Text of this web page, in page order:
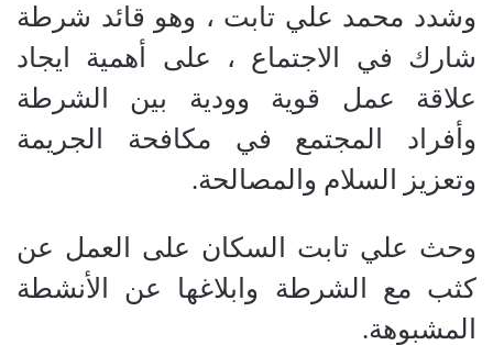
وشدد محمد علي تابت ، وهو قائد شرطة
شارك في الاجتماع ، على أهمية ايجاد
علاقة عمل قوية وودية بين الشرطة
وأفراد المجتمع في مكافحة الجريمة
وتعزيز السلام والمصالحة.
وحث علي تابت السكان على العمل عن
كثب مع الشرطة وابلاغها عن الأنشطة
المشبوهة.